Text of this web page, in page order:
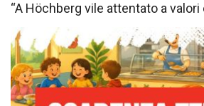
“A Höchberg vile attentato a valori